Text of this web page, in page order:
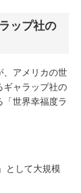
ップ社の
、アメリカの世
ギャラップ社の
「世界幸福度ラ
として大規模